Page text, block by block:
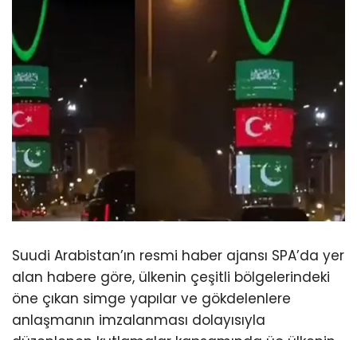
Suudi Arabistan’ın resmi haber ajansı SPA’da yer
alan habere göre, ülkenin çeşitli bölgelerindeki
öne çıkan simge yapılar ve gökdelenlere
anlaşmanın imzalanması dolayısıyla